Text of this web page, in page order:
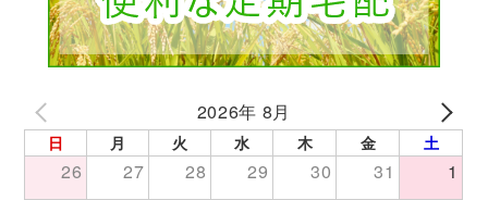
2026年 8月
日 月 火 水 木 金 土
26 27 28 29 30 31
1